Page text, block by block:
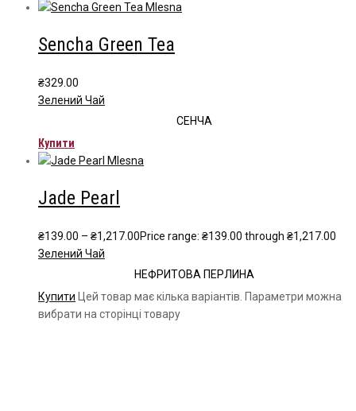
Sencha Green Tea
₴329.00
Зелений Чай
СЕНЧА
Купити
Jade Pearl
₴139.00 – ₴1,217.00Price range: ₴139.00 through ₴1,217.00
Зелений Чай
НЕФРИТОВА ПЕРЛИНА
Купити Цей товар має кілька варіантів. Параметри можна
вибрати на сторінці товару